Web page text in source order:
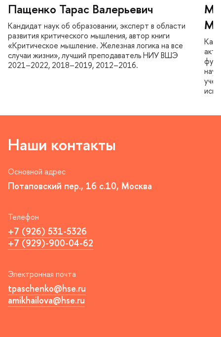
Пащенко Тарас Валерьевич
Кандидат наук об образовании, эксперт в области
развития критического мышления, автор книги
«Критическое мышление. Железная логика на все
случаи жизни», лучший преподаватель НИУ ВШЭ
2021–2022, 2018–2019, 2012–2016.
Наши контакты
Основной адрес
Потаповский пер., 16 с.10, Москва
Телефон
+7 (926) 531-5326
+7 (929)-900-04-62
Электронная почта
tpaschenko@hse.ru
amikhailova@hse.ru